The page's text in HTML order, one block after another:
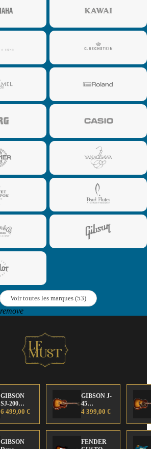
Voir toutes les marques (53)
remove
GIBSON
SJ-200
Anniversary
Edition
6 499,00 €
GIBSON J-
45
Anniversary
Edition
4 399,00 €
GIBSON
FENDER